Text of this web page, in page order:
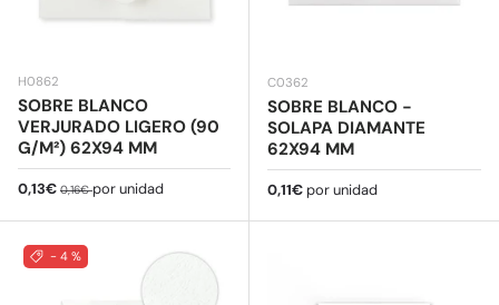
H0862
SOBRE BLANCO
VERJURADO LIGERO (90
G/M²) 62X94 MM
Precio de venta
0,13€ Precio normal
0,16€por unidad
C0362
SOBRE BLANCO -
SOLAPA DIAMANTE
62X94 MM
Precio normal
0,11€ por unidad
- 4 %